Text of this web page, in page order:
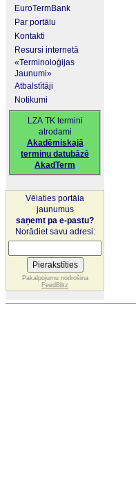
EuroTermBank
Par portālu
Kontakti
Resursi internetā
«Terminoloģijas
Jaunumi»
Atbalstītāji
Notikumi
LZA TK termini
atrodami
Akadēmiskajā
terminu datubāzē
AkadTerm
Vēlaties portāla
jaunumus
saņemt pa e-pastu?
Norādiet savu adresi:
Pakalpojumu nodrošina
FeedBlitz